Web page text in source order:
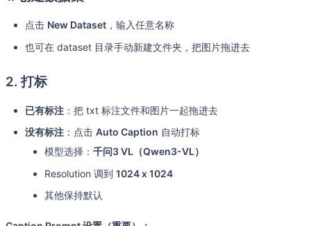
点击 New Dataset ，输入任意名称
也可在 dataset 目录手动新建文件夹，把图片拖进去
2. 打标
已有标注 ：把 txt 标注文件和图片一起拖进去
没有标注 ：点击 Auto Caption 自动打标
模型选择： 千问3 VL（Qwen3-VL）
Resolution 调到 1024 x 1024
其他保持默认